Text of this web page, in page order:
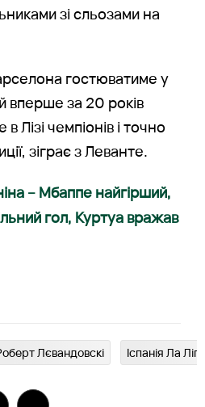
зі сльозами на
гостюватиме у
вперше за 20 років
Лізі чемпіонів і точно
зіграє з Леванте.
– Мбаппе найгірший,
гол, Куртуа вражав
Лєвандовскі Іспанія Ла Ліга